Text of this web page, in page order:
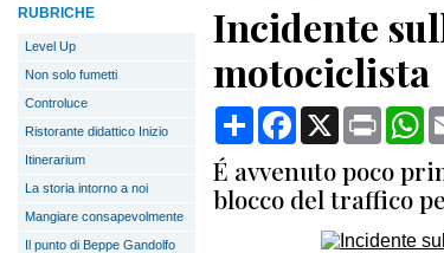
RUBRICHE
Level Up
Non solo fumetti
Controluce
Ristorante didattico Inizio
Itinerarium
La storia intorno a noi
Mangiare consapevolmente
Il punto di Beppe Gandolfo
Incidente
motociclista
CondividiFacebook
X Print
É avvenuto poco
blocco del traffico